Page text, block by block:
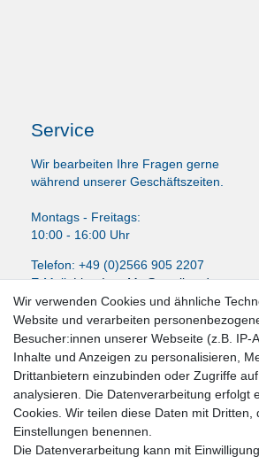
Service
Wir bearbeiten Ihre Fragen gerne
während unserer Geschäftszeiten.
Montags - Freitags:
10:00 - 16:00 Uhr
Telefon: +49 (0)2566 905 2207
E-Mail:LissyInterMo@t-online.de
News-Letter
VORNAME
E-MAIL **
Newsletter
Wir verwenden Cookies und ähnliche
Website und verarbeiten
Besucher:innen unserer Webseite (z.B. IP-
Inhalte und Anzeigen zu personalisieren,
Drittanbietern einzubinden oder Zugriffe
analysieren. Die Datenverarbeitung erfolgt
Cookies. Wir teilen diese Daten mit Dritten,
Einstellungen benennen.
Die Datenverarbeitung kann mit